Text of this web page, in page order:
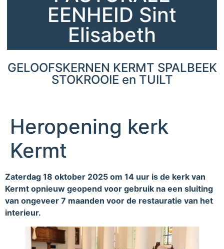
EENHEID Sint
Elisabeth
GELOOFSKERNEN KERMT SPALBEEK
STOKROOIE en TUILT
Heropening kerk
Kermt
Zaterdag 18 oktober 2025 om 14 uur is de kerk van
Kermt opnieuw geopend voor gebruik na een sluiting
van ongeveer 7 maanden voor de restauratie van het
interieur.